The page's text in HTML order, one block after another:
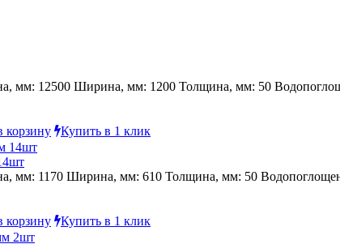
мм: 12500 Ширина, мм: 1200 Толщина, мм: 50
корзину Купить в 1 клик
мм: 1170 Ширина, мм: 610 Толщина, мм: 50
корзину Купить в 1 клик